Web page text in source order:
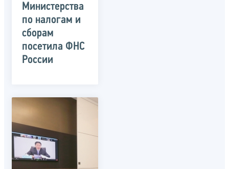
Министерства
по налогам и
сборам
посетила ФНС
России